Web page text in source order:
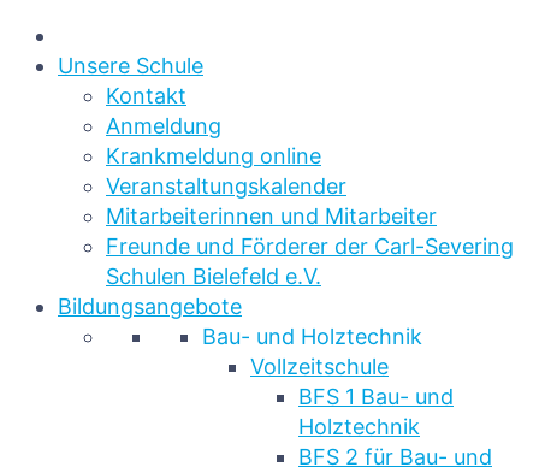
Unsere Schule
Kontakt
Anmeldung
Krankmeldung online
Veranstaltungskalender
Mitarbeiterinnen und Mitarbeiter
Freunde und Förderer der Carl-Severing
Schulen Bielefeld e.V.
Bildungsangebote
Bau- und Holztechnik
Vollzeitschule
BFS 1 Bau- und
Holztechnik
BFS 2 für Bau- und